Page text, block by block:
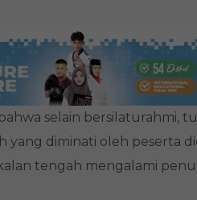
selain bersilaturahmi,
yang diminati oleh peserta
tengah mengalami